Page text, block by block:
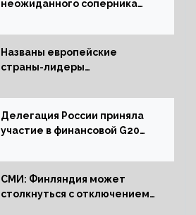
неожиданного соперника
Названы европейские
страны-лидеры
активов
Делегация России приняла
участие в финансовой G20
СМИ: Финляндия может
столкнуться с отключением